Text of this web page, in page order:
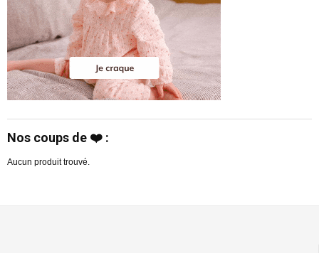
Nos coups de ❤️ :
Aucun produit trouvé.